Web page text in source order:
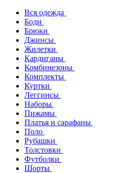
Вся одежда
Боди
Брюки
Джинсы
Жилетки
Кардиганы
Комбинезоны
Комплекты
Куртки
Леггинсы
Наборы
Пижамы
Платья и сарафаны
Поло
Рубашки
Толстовки
Футболки
Шорты